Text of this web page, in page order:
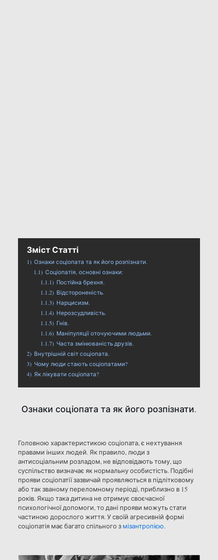
Зміст Статті
1) Ознаки соціопата та як його розпізнати.
1.1) Соціопатія, основні ознаки:
1.1.1) Постійна брехня.
1.1.2) Відстороненість.
1.1.3) Нарцисизм.
1.1.4) Нерозсудливість.
1.1.5) Гнів.
1.1.6) Маніпуляції оточуючими людьми.
1.1.7) Часта змінюваність друзів.
2) Внутрішній світ соціопата.
3) Чому люди стають соціопатами?
4) Як лікувати соціопата?
Ознаки соціопата та як його розпізнати.
Головною характеристикою соціопата, є нехтування
правами інших людей. Як правило, люди з
антисоціальним розладом, не відповідають тому, що
суспільство визначає як нормальну особистість. Подібні
прояви соціопатії зазвичай проявляються в підлітковому
або так званому переломному періоді, приблизно в 15
років. Якщо така дитина не отримує своєчасної
психологічної допомоги, то дані прояви можуть стати
частиною дорослого життя. У своїй агресивній формі
соціопатія має багато спільного з мізантропією.